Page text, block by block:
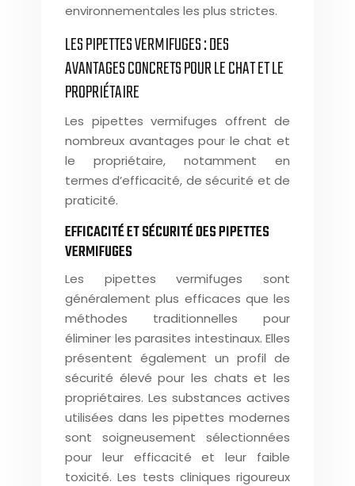
environnementales les plus strictes.
LES PIPETTES VERMIFUGES : DES
AVANTAGES CONCRETS POUR LE CHAT ET LE
PROPRIÉTAIRE
Les pipettes vermifuges offrent de
nombreux avantages pour le chat et
le propriétaire, notamment en
termes d’efficacité, de sécurité et de
praticité.
EFFICACITÉ ET SÉCURITÉ DES PIPETTES
VERMIFUGES
Les pipettes vermifuges sont
généralement plus efficaces que les
méthodes traditionnelles pour
éliminer les parasites intestinaux. Elles
présentent également un profil de
sécurité élevé pour les chats et les
propriétaires. Les substances actives
utilisées dans les pipettes modernes
sont soigneusement sélectionnées
pour leur efficacité et leur faible
toxicité. Les tests cliniques rigoureux